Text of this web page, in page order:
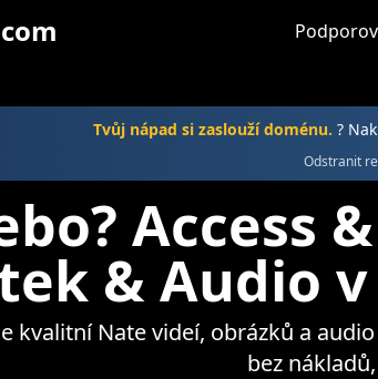
Tvůj nápad si zaslouží doménu. ?
Odstranit
Access
& Audio
kvalitní Nate videí, obrázků a
bez